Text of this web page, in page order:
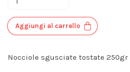
Aggiungi al carrello
Nocciole sgusciate tostate 250gr